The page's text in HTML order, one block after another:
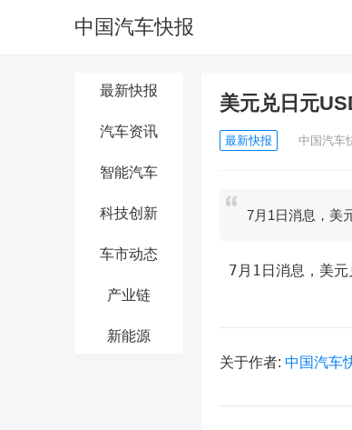
中国汽车快报
最新快报
汽车资讯
智能汽车
科技创新
车市动态
产业链
新能源
美元兑日元
最新快报 中国汽车
7月1日消息，美
7月1日消息，美
关于作者: 中国汽车